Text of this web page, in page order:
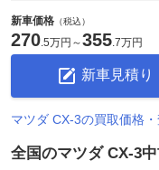
新車価格 （税込）
270.5万円 ～355.7万円
新車見積り
マツダ CX-3の買取価格
全国のマツダ CX-3